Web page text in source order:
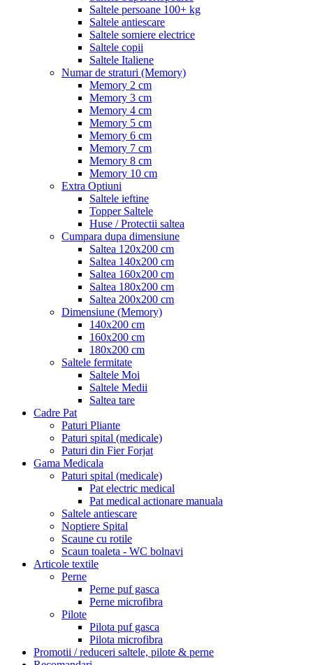
Saltele persoane 100+ kg
Saltele antiescare
Saltele somiere electrice
Saltele copii
Saltele Italiene
Numar de straturi (Memory)
Memory 2 cm
Memory 3 cm
Memory 4 cm
Memory 5 cm
Memory 6 cm
Memory 7 cm
Memory 8 cm
Memory 10 cm
Extra Optiuni
Saltele ieftine
Topper Saltele
Huse / Protectii saltea
Cumpara dupa dimensiune
Saltea 120x200 cm
Saltea 140x200 cm
Saltea 160x200 cm
Saltea 180x200 cm
Saltea 200x200 cm
Dimensiune (Memory)
140x200 cm
160x200 cm
180x200 cm
Saltele fermitate
Saltele Moi
Saltele Medii
Saltea tare
Cadre Pat
Paturi Pliante
Paturi spital (medicale)
Paturi din Fier Forjat
Gama Medicala
Paturi spital (medicale)
Pat electric medical
Pat medical actionare manuala
Saltele antiescare
Noptiere Spital
Scaune cu rotile
Scaun toaleta - WC bolnavi
Articole textile
Perne
Perne puf gasca
Perne microfibra
Pilote
Pilota puf gasca
Pilota microfibra
Promotii / reduceri saltele, pilote & perne